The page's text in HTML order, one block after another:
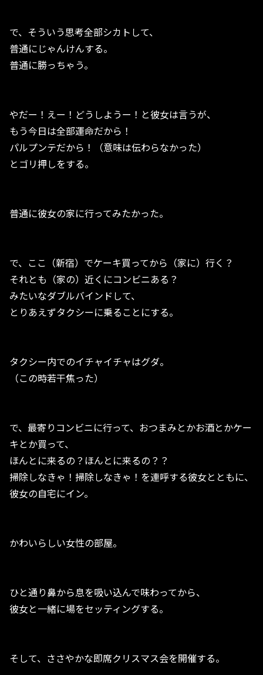
で、そういう思考全部シカトして、
普通にじゃんけんする。
普通に勝っちゃう。
やだー！えー！どうしようー！と彼女は言うが、
もう今日は全部運命だから！
パルプンテだから！（意味は伝わらなかった）
とゴリ押しをする。
普通に彼女の家に行ってみたかった。
で、ここ（新宿）でケーキ買ってから（家に）行く？
それとも（家の）近くにコンビニある？
みたいなダブルバインドして、
とりあえずタクシーに乗ることにする。
タクシー内でのイチャイチャはグダ。
（この時若干焦った）
で、最寄りコンビニに行って、おつまみとかお酒とかケー
キとか買って、
ほんとに来るの？ほんとに来るの？？
掃除しなきゃ！掃除しなきゃ！を連呼する彼女とともに、
彼女の自宅にイン。
かわいらしい女性の部屋。
ひと通り鼻から息を吸い込んで味わってから、
彼女と一緒に場をセッティングする。
そして、ささやかな即席クリスマス会を開催する。